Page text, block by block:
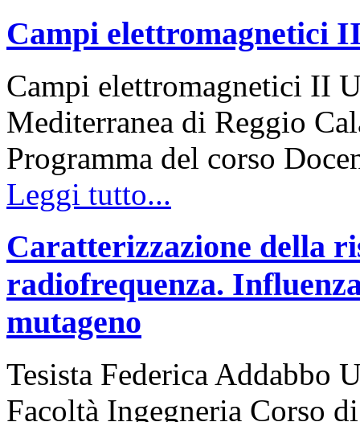
Campi elettromagnetici
Campi elettromagnetici II
Mediterranea di Reggio
Programma del corso
Leggi tutto...
Caratterizzazione della
radiofrequenza.
mutageno
Tesista Federica Addabbo
Facoltà Ingegneria Corso